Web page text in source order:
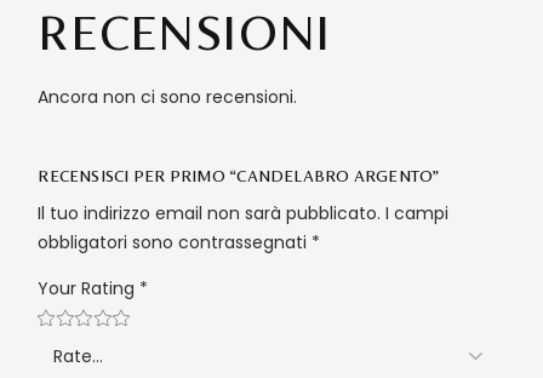
RECENSIONI
Ancora non ci sono recensioni.
RECENSISCI PER PRIMO “CANDELABRO ARGENTO”
Il tuo indirizzo email non sarà pubblicato. I campi
obbligatori sono contrassegnati *
Your Rating *